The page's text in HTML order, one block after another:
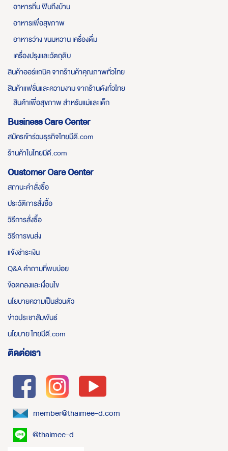
อาหารถิ่น ฟินถึงบ้าน
อาหารเพื่อสุขภาพ
อาหารว่าง ขนมหวาน เครื่องดื่ม
เครื่องปรุงและวัตถุดิบ
สินค้าออร์แกนิค จากร้านค้าคุณภาพทั่วไทย
สินค้าแฟชั่นและความงาม จากร้านดังทั่วไทย
สินค้าเพื่อสุขภาพ สำหรับแม่และเด็ก
Business Care Center
สมัครเข้าร่วมธุรกิจไทยมีดี.com
ร้านค้าในไทยมีดี.com
Customer Care Center
สถานะคำสั่งซื้อ
ประวัติการสั่งซื้อ
วิธีการสั่งซื้อ
วิธีการขนส่ง
แจ้งชำระเงิน
Q&A คำถามที่พบบ่อย
ข้อตกลงและเงื่อนไข
นโยบายความเป็นส่วนตัว
ข่าวประชาสัมพันธ์
นโยบาย ไทยมีดี.com
ติดต่อเรา
member@thaimee-d.com
@thaimee-d